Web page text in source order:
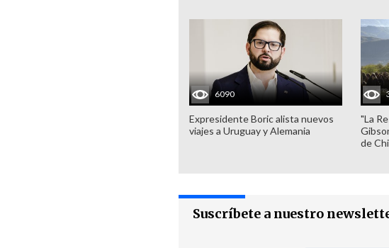
6090
Expresidente Boric alista nuevos
viajes a Uruguay y Alemania
"La
de
Suscríbete a nuestro